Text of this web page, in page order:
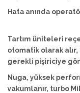
Hata anında
Tartım üniteleri
otomatik olarak alır,
gerekli pişiriciye
Nuga, yüksek
vakumlanır, turbo